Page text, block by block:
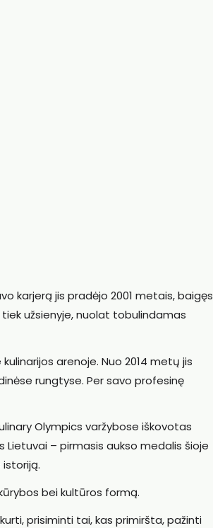
karjerą jis pradėjo 2001 metais, baigęs
užsienyje, nuolat tobulindamas
arenoje. Nuo 2014 metų jis
rungtyse. Per savo profesinę
Olympics varžybose iškovotas
Lietuvai – pirmasis aukso medalis šioje
bei kultūros formą.
prisiminti tai, kas primiršta, pažinti